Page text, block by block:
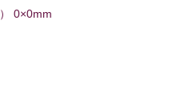
） 0×0mm